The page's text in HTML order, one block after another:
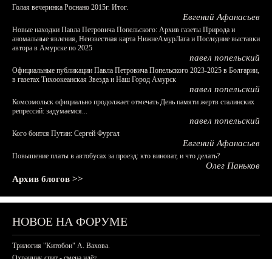
Голая вечеринка Роснано 2015г. Итог.
Евгений Афанасьев
Новые находки Павла Петровича Попельского: Архив газеты Природа и
аномальные явления, Неизвестная карта НижнеАмурЛага и Последние выставки
автора в Амурске по 2025
павел попельский
Официальные публикации Павла Петровича Попельского 2023-2025 в Болгарии,
в газетах Тихоокеанская Звезда и Наш Город Амурск
павел попельский
Комсомольск официально продолжает отмечать День памяти жертв сталинских
репрессий: задумаемся...
павел попельский
Кого боится Путин: Сергей Фургал
Евгений Афанасьев
Повышение платы в автобусах за проезд: кто виноват, и что делать?
Олег Паньков
Архив блогов >>
НОВОЕ НА ФОРУМЕ
Трилогия "Китобои" А. Вахова.